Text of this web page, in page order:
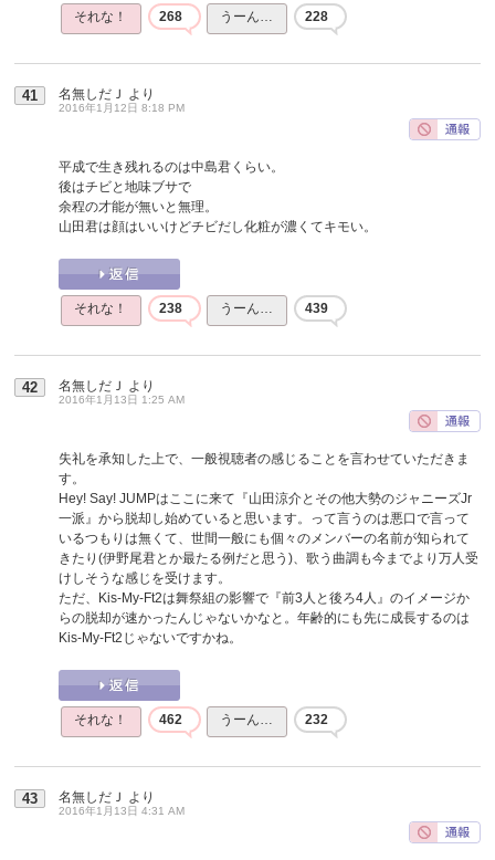
それな！ 268 うーん… 228
41 名無しだＪ より
2016年1月12日 8:18 PM
平成で生き残れるのは中島君くらい。
後はチビと地味ブサで
余程の才能が無いと無理。
山田君は顔はいいけどチビだし化粧が濃くてキモい。
それな！ 238 うーん… 439
42 名無しだＪ より
2016年1月13日 1:25 AM
失礼を承知した上で、一般視聴者の感じることを言わせていただきま
す。
Hey! Say! JUMPはここに来て『山田涼介とその他大勢のジャニーズJr
一派』から脱却し始めていると思います。って言うのは悪口で言って
いるつもりは無くて、世間一般にも個々のメンバーの名前が知られて
きたり(伊野尾君とか最たる例だと思う)、歌う曲調も今までより万人受
けしそうな感じを受けます。
ただ、Kis-My-Ft2は舞祭組の影響で『前3人と後ろ4人』のイメージか
らの脱却が速かったんじゃないかなと。年齢的にも先に成長するのは
Kis-My-Ft2じゃないですかね。
それな！ 462 うーん… 232
43 名無しだＪ より
2016年1月13日 4:31 AM